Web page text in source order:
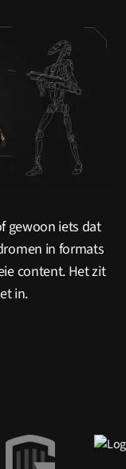
gewoon iets dat
in formats
content. Het zit
in.